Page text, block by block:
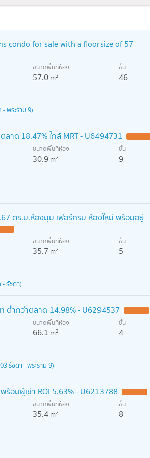
condo for sale with a floorsize of 57
ขนาดพื้นที่ห้อง
57.0m2
ชั้น
46
พระราม 9)
าด 18.47% ใกล้ MRT - U6494731
ขนาดพื้นที่ห้อง
30.9m2
ชั้น
9
ตร.ม.ห้องมุม เฟอร์ครบ ห้องใหม่ พร้อมอยู่
ขนาดพื้นที่ห้อง
35.7 m2
ชั้น
5
- รัชดา)
ต่ำกว่าตลาด 14.98% - U6294537
ขนาดพื้นที่ห้อง
66.1 m2
ชั้น
4
รัชดา - พระราม 9)
ร้อมผู้เช่า ROI 5.63% - U6213788
ขนาดพื้นที่ห้อง
35.4m2
ชั้น
8